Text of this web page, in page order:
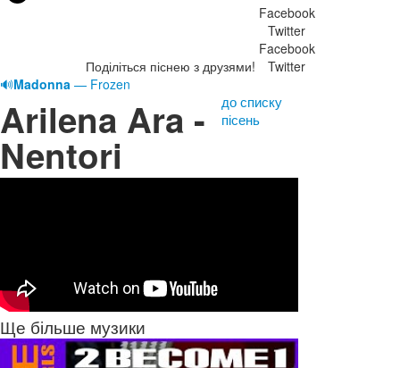
Поділіться піснею з друзями!
Facebook
Twitter
Facebook
Twitter
🔊Madonna — Frozen
Arilena Ara -
Nentori
до списку
пісень
Ще більше музики